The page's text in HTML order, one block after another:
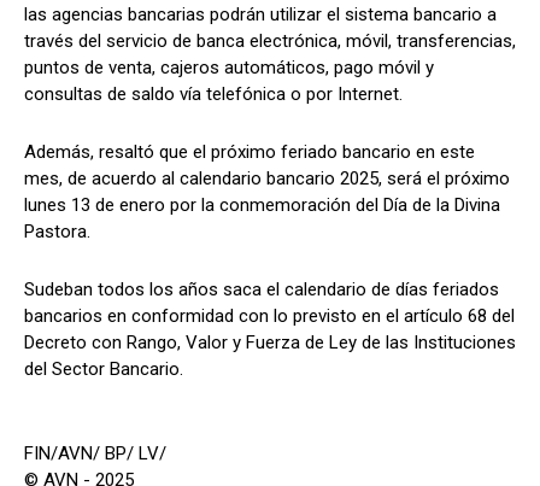
las agencias bancarias podrán utilizar el sistema bancario a
través del servicio de banca electrónica, móvil, transferencias,
puntos de venta, cajeros automáticos, pago móvil y
consultas de saldo vía telefónica o por Internet.
Además, resaltó que el próximo feriado bancario en este
mes, de acuerdo al calendario bancario 2025, será el próximo
lunes 13 de enero por la conmemoración del Día de la Divina
Pastora.
Sudeban todos los años saca el calendario de días feriados
bancarios en conformidad con lo previsto en el artículo 68 del
Decreto con Rango, Valor y Fuerza de Ley de las Instituciones
del Sector Bancario.
FIN/AVN/ BP/ LV/
© AVN - 2025